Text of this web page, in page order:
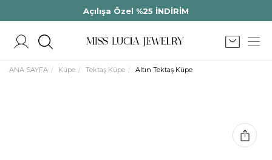
Açılışa Özel %25 İNDİRİM
ANA SAYFA Küpe Tektaş Küpe Altın Tektaş Küpe